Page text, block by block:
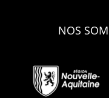
NOS